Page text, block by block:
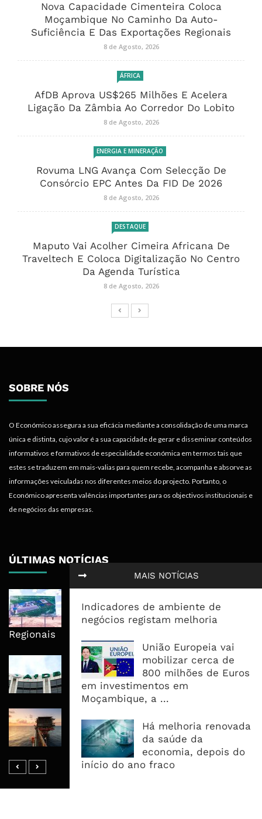
MAIS NOTÍCIAS
Indicadores de ambiente de
negócios registam melhoria
União Europeia vai
mobilizar cerca de
800 milhões de Euros
em investimentos em
Moçambique, a ...
Há melhoria renovada
da saúde da
economia, depois do
início do ano fraco
Nova Capacidade Cimenteira Coloca
Moçambique No Caminho Da Auto-
Suficiência E Das Exportações Regionais
8 de Agosto, 2026
ÁFRICA
AfDB Aprova US$265 Milhões E Acelera
Ligação Da Zâmbia Ao Corredor Do Lobito
8 de Agosto, 2026
ENERGIA E MINERAÇÃO
Rovuma LNG Avança Com Selecção De
Consórcio EPC Antes Da FID De 2026
8 de Agosto, 2026
DESTAQUE
Maputo Vai Acolher Cimeira Africana De
Traveltech E Coloca Digitalização No Centro
Da Agenda Turística
8 de Agosto, 2026
SOBRE NÓS
O Económico assegura a sua eficácia mediante a consolidação de uma marca
única e distinta, cujo valor é a sua capacidade de gerar e disseminar conteúdos
informativos e formativos de especialidade económica em termos tais que
estes se traduzem em mais-valias para quem recebe, acompanha e absorve as
informações veiculadas nos diferentes meios do projecto. Portanto, o
Económico apresenta valências importantes para os objectivos institucionais e
de negócios das empresas.
ÚLTIMAS NOTÍCIAS
Moçambique No Caminho Da Auto-
Suficiência E Das Exportações
Regionais
AfDB Aprova US$265 Milhões E
Acelera Ligação Da Zâmbia Ao
Corredor Do Lobito
De Consórcio EPC Antes Da FID De
2026